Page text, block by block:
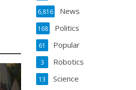
News
6,816
Politics
168
Popular
61
Robotics
3
Science
13